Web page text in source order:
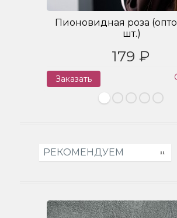
Пионовидная роза
шт.)
179 ₽
Заказать